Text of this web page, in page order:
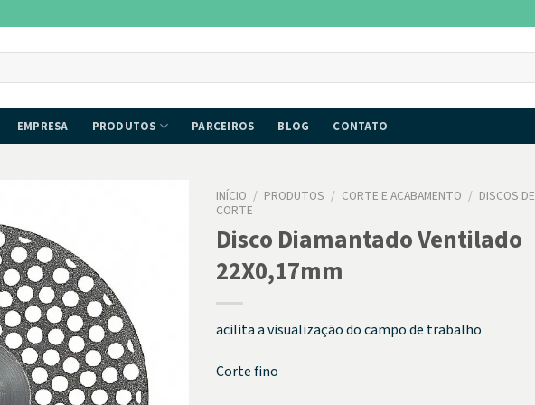
EMPRESA PRODUTOS PARCEIROS BLOG CONTATO
INÍCIO / PRODUTOS / CORTE E ACABAMENTO / DISCOS DE
CORTE
Disco Diamantado Ventilado
22X0,17mm
acilita a visualização do campo de trabalho
Corte fino